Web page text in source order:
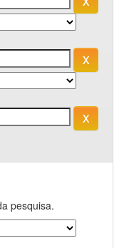
pesquisa.